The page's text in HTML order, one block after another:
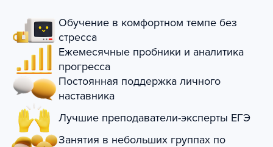
Обучение в комфортном темпе без
стресса
Ежемесячные пробники и аналитика
прогресса
Постоянная поддержка личного
наставника
Лучшие преподаватели-эксперты ЕГЭ
Занятия в небольших группах по